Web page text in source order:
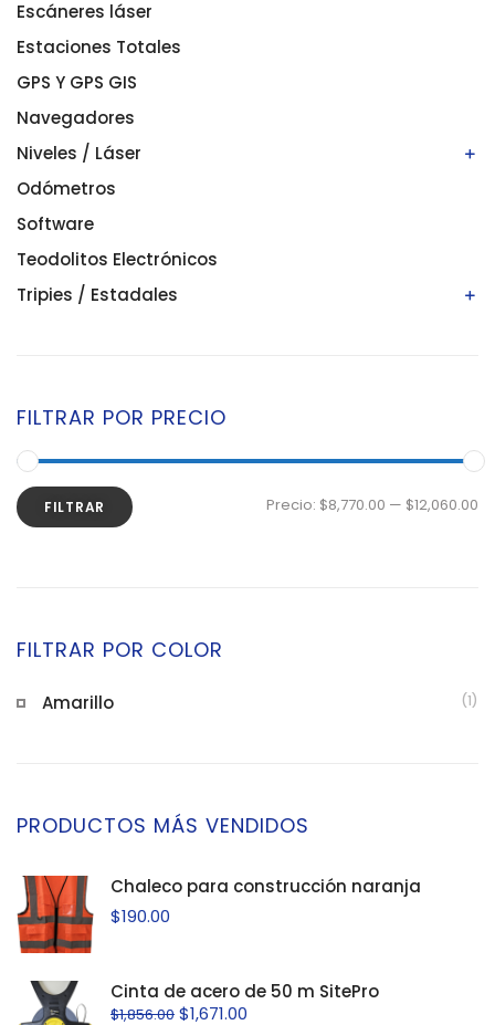
Escáneres láser
Estaciones Totales
GPS Y GPS GIS
Navegadores
Niveles / Láser
Niveles automáticos
Niveles digitales/electrónicos
Niveles láser
Odómetros
Software
Teodolitos Electrónicos
Tripies / Estadales
FILTRAR POR PRECIO
FILTRAR Precio: $8,770.00 — $12,060.00
FILTRAR POR COLOR
Amarillo (1)
PRODUCTOS MÁS VENDIDOS
Chaleco para construcción naranja
$190.00
Cinta de acero de 50 m SitePro
$1,856.00 $1,671.00